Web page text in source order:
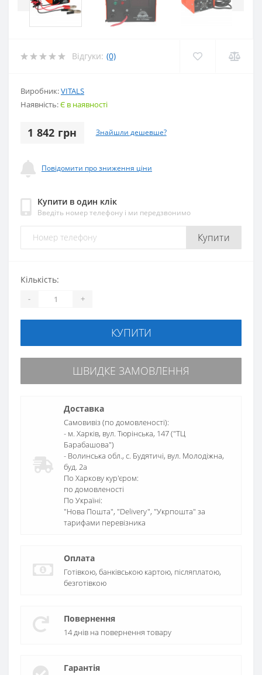
Відгуки: (0)
Виробник:VITALS
Наявність:Є в наявності
1 842 грн Знайшли дешевше?
Повідомити про зниження ціни
Купити в один клік
Введіть номер телефону і ми передзвонимо
Купити
Кількість:
- +
КУПИТИ
ШВИДКЕ ЗАМОВЛЕННЯ
Доставка
Самовивіз (по домовленості):
- м. Харків, вул. Тюрінська, 147 ("ТЦ
Барабашова")
- Волинська обл., c. Будятичі, вул. Молодіжна,
буд. 2а
По Харкову кур'єром:
по домовленості
По Україні:
"Нова Пошта", "Delivery", "Укрпошта" за
тарифами перевізника
Оплата
Готівкою, банківською картою, післяплатою,
безготівкою
Повернення
14 днів на повернення товару
Гарантія